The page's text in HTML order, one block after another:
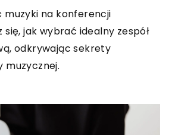
muzyki na konferencji
się, jak wybrać idealny zespół
odkrywając sekrety
muzycznej.